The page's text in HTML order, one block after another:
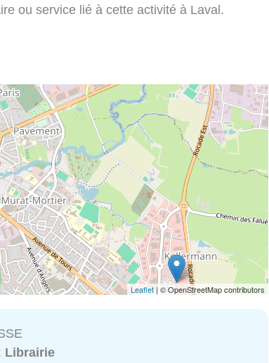
ou service lié à cette activité à Laval.
Leaflet | © OpenStreetMap contributors
Librairie